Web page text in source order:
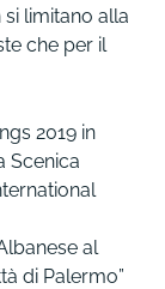
limitano alla
che per il
2019 in
Scenica
al
di Palermo”